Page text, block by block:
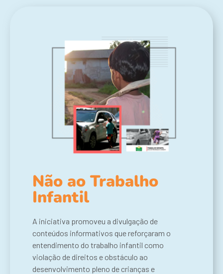
Não ao Trabalho
Infantil
A iniciativa promoveu a divulgação de
conteúdos informativos que reforçaram o
entendimento do trabalho infantil como
violação de direitos e obstáculo ao
desenvolvimento pleno de crianças e